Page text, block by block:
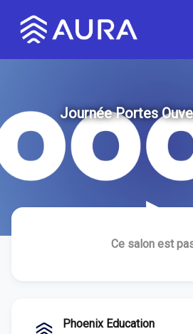
Journée Portes
▶
Ce salon est
Phoenix Education